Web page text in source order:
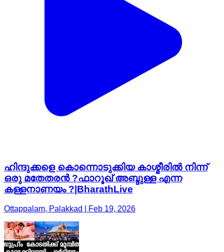
ഹിന്ദുക്കളെ കൊന്നൊടുക്കിയ കാശ്മീരിൽ നിന്ന്
ഒരു മതേതരൻ ?ഫാറൂഖ് അബ്ദുള്ള എന്ന
കള്ളനാണയം ?|BharathLive
Ottappalam, Palakkad | Feb 19, 2026